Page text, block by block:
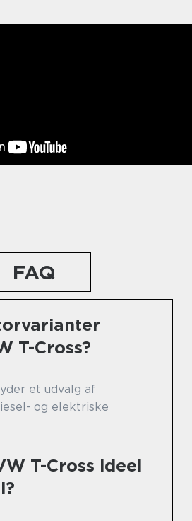
FAQ
T-Cross?
et udvalg af
og elektriske
T-Cross ideel